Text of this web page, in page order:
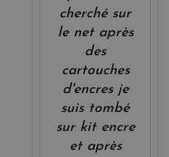
cherché sur
le net après
des
cartouches
d'encres je
suis tombé
sur kit encre
et après